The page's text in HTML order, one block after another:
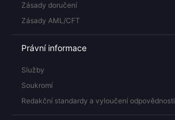
Zásady doručení
Zásady AML/CFT
Právní informace
Služby
Soukromí
Redakční standardy a vyloučení odpovědnosti